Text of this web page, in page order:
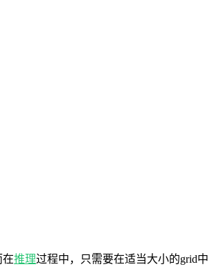
在推理过程中，只需要在适当大小的grid中